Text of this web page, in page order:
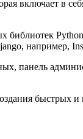
включает в
библиотек
например,
панель
быстрых